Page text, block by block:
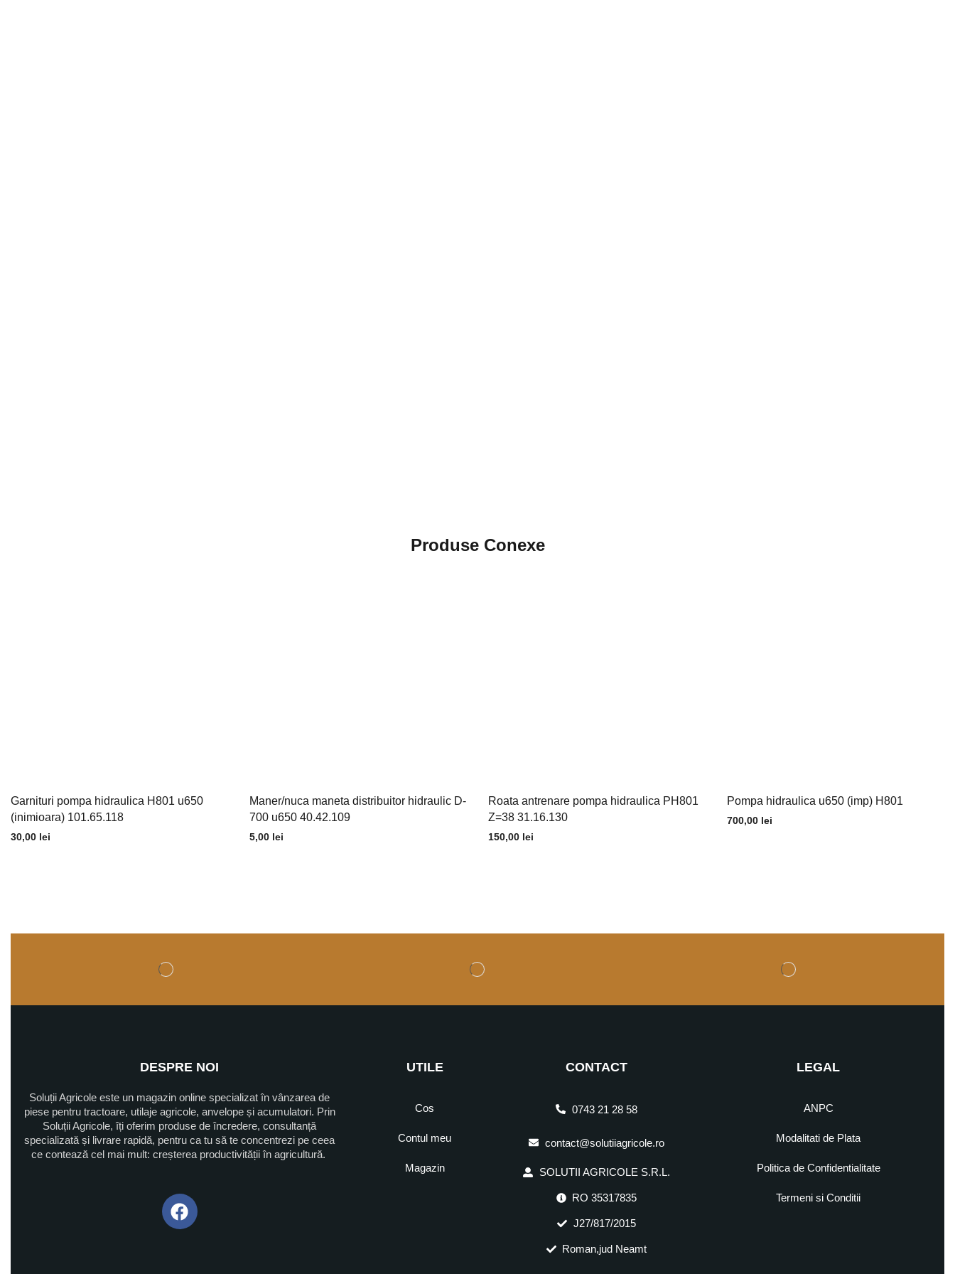
Produse Conexe
Garnituri pompa hidraulica H801 u650
(inimioara) 101.65.118
30,00 lei
Maner/nuca maneta distribuitor hidraulic D-
700 u650 40.42.109
5,00 lei
Roata antrenare pompa hidraulica PH801
Z=38 31.16.130
150,00 lei
Pompa hidraulica u650 (imp) H801
700,00 lei
DESPRE NOI
Soluții Agricole este un magazin online specializat în vânzarea de
piese pentru tractoare, utilaje agricole, anvelope și acumulatori. Prin
Soluții Agricole, îți oferim produse de încredere, consultanță
specializată și livrare rapidă, pentru ca tu să te concentrezi pe ceea
ce contează cel mai mult: creșterea productivității în agricultură.
UTILE
Cos
Contul meu
Magazin
CONTACT
0743 21 28 58
contact@solutiiagricole.ro
SOLUTII AGRICOLE S.R.L.
RO 35317835
J27/817/2015
Roman,jud Neamt
LEGAL
ANPC
Modalitati de Plata
Politica de Confidentialitate
Termeni si Conditii